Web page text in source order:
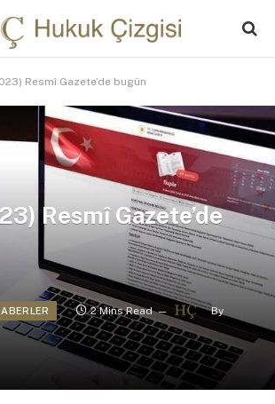
Resmî Gazete’de bugün
Resmî Gazete’de
2 Mins Read By